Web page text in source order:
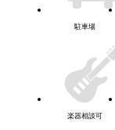
駐車場
楽器相談可